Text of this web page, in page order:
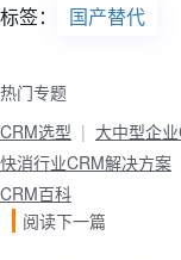
标签： 国产替代
热门专题
CRM选型
大中型企
快消行业CRM解决方案
CRM百科
阅读下一篇